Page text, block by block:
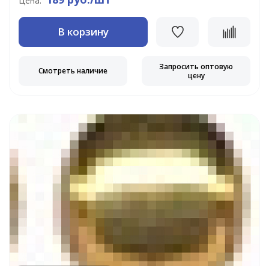
В корзину
Смотреть наличие
Запросить оптовую
цену